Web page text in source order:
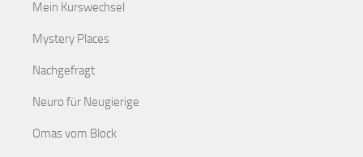
Mein Kurswechsel
Mystery Places
Nachgefragt
Neuro für Neugierige
Omas vom Block